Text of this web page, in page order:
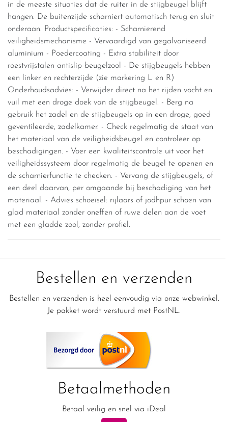
in de meeste situaties dat de ruiter in de stijgbeugel blijft
hangen. De buitenzijde scharniert automatisch terug en sluit
onderaan. Productspecificaties: - Scharnierend
veiligheidsmechanisme - Vervaardigd van gegalvaniseerd
aluminium - Poedercoating - Extra stabiliteit door
roestvrijstalen antislip beugelzool - De stijgbeugels hebben
een linker en rechterzijde (zie markering L en R)
Onderhoudsadvies: - Verwijder direct na het rijden vocht en
vuil met een droge doek van de stijgbeugel. - Berg na
gebruik het zadel en de stijgbeugels op in een droge, goed
geventileerde, zadelkamer. - Check regelmatig de staat van
het materiaal van de veiligheidsbeugel en controleer op
beschadigingen. - Voer een kwaliteitscontrole uit voor het
veiligheidssysteem door regelmatig de beugel te openen en
de scharnierfunctie te checken. - Vervang de stijgbeugels, of
een deel daarvan, per omgaande bij beschadiging van het
materiaal. - Advies schoeisel: rijlaars of jodhpur schoen van
glad materiaal zonder oneffen of ruwe delen aan de voet
met een gladde zool, zonder profiel.
Bestellen en verzenden
Bestellen en verzenden is heel eenvoudig via onze webwinkel.
Je pakket wordt verstuurd met PostNL.
Betaalmethoden
Betaal veilig en snel via iDeal